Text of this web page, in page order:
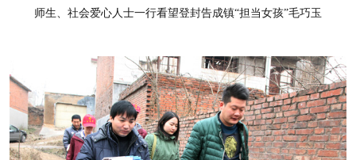
师生、社会爱心人士一行看望登封告成镇“担当女孩”毛巧玉